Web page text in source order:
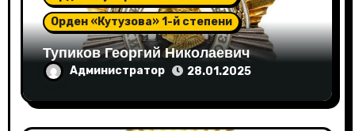
Орден «Кутузова» 1-й степени
Тупиков Георгий Николаевич
Администратор 28.01.2025